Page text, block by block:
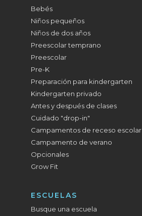
Bebés
Niños pequeños
Niños de dos años
Preescolar temprano
Preescolar
Pre-K
Preparación para kindergarten
Kindergarten privado
Antes y después de clases
Cuidado "drop-in"
Campamentos de receso escolar
Campamento de verano
Opcionales
Grow Fit
ESCUELAS
Busque una escuela